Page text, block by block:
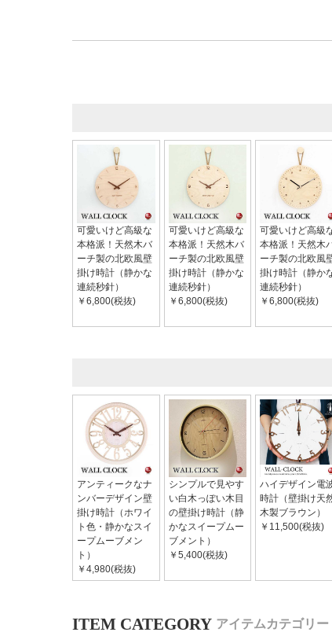
可愛いけど高級な
本格派！天然木バ
ーチ製の北欧風壁
掛け時計（静かな
連続秒針）
￥6,800(税抜)
可愛いけど高級な
本格派！天然木バ
ーチ製の北欧風壁
掛け時計（静かな
連続秒針）
￥6,800(税抜)
可愛いけど高級
本格派！天然木
ーチ製の北欧風
掛け時計（静か
連続秒針）
￥6,800(税抜)
アンティークなナ
ンバーデザイン壁
掛け時計（ホワイ
ト色・静かなスイ
ープムーブメン
ト）
￥4,980(税抜)
シンプルで見やす
い白木っぽい木目
の壁掛け時計（静
かなスイープムー
ブメント）
￥5,400(税抜)
ハイデザイン電
時計（壁掛け天
木製ブラウン）
￥11,500(税抜)
アイテムカテゴリー